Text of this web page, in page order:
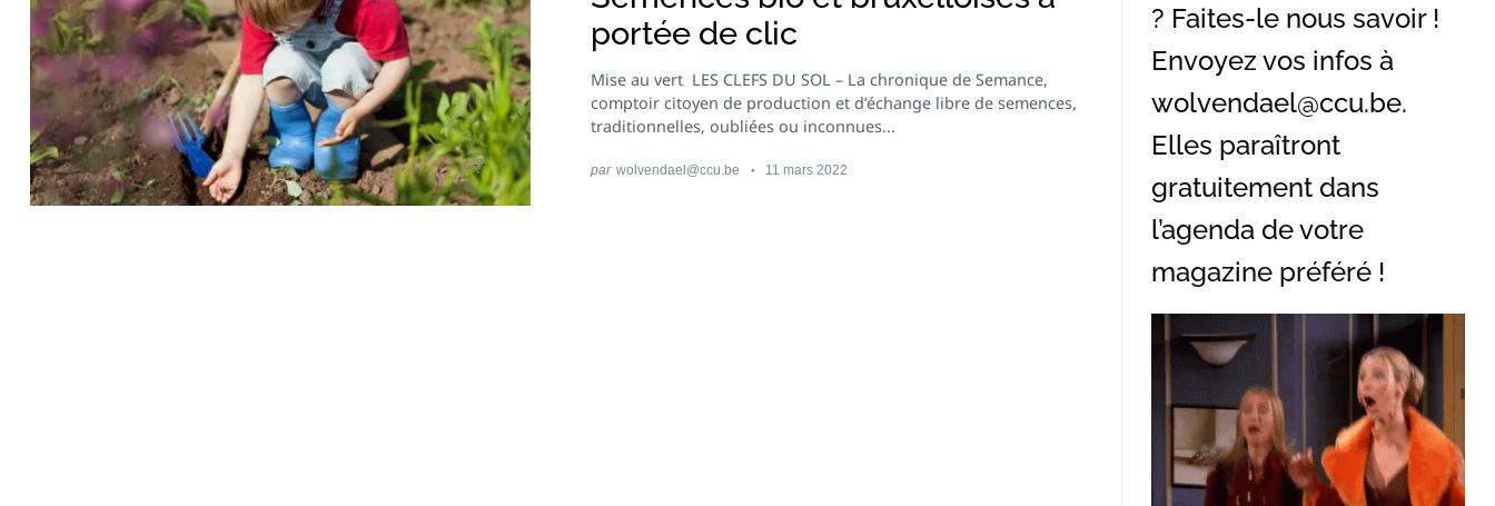
portée de clic
Mise au vert LES CLEFS DU SOL – La chronique de Semance,
comptoir citoyen de production et d’échange libre de semences,
traditionnelles, oubliées ou inconnues...
par wolvendael@ccu.be 11 mars 2022
? Faites-le nous savoir !
Envoyez vos infos à
wolvendael@ccu.be.
Elles paraîtront
gratuitement dans
l’agenda de votre
magazine préféré !
Recherche
pour
: